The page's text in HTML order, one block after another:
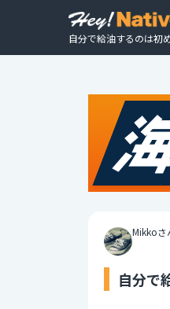
自分で給油するのは初
Mikkoさ
自分で